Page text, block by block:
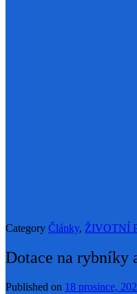
Category Články, ŽIVOTNÍ
Dotace na rybníky
Published on 18 prosince,